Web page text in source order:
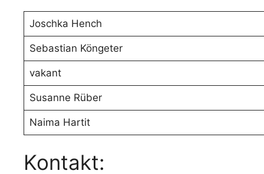
Joschka Hench
Sebastian Köngeter
vakant
Susanne Rüber
Naima Hartit
Kontakt: